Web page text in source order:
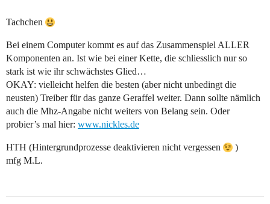
Tachchen
Bei einem Computer kommt es auf das Zusammenspiel ALLER
Komponenten an. Ist wie bei einer Kette, die schliesslich nur so
stark ist wie ihr schwächstes Glied…
OKAY: vielleicht helfen die besten (aber nicht unbedingt die
neusten) Treiber für das ganze Geraffel weiter. Dann sollte nämlich
auch die Mhz-Angabe nicht weiters von Belang sein. Oder
probier’s mal hier: www.nickles.de
HTH (Hintergrundprozesse deaktivieren nicht vergessen
)
mfg M.L.